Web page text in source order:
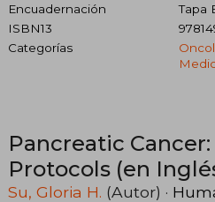
Encuadernación
Tapa
ISBN13
Categorías
Pancreatic
Protocols (en
Su, Gloria H. (Autor) ·